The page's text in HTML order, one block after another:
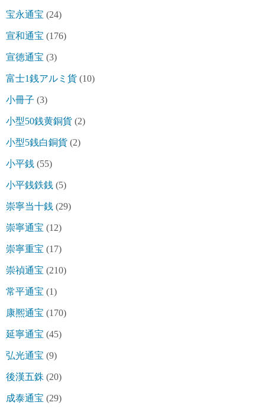
宝永通宝 (24)
宣和通宝 (176)
宣徳通宝 (3)
富士1銭アルミ貨 (10)
小冊子 (3)
小型50銭黄銅貨 (2)
小型5銭白銅貨 (2)
小平銭 (55)
小平銭鉄銭 (5)
崇寧当十銭 (29)
崇寧通宝 (12)
崇寧重宝 (17)
崇禎通宝 (210)
常平通宝 (1)
康熈通宝 (170)
延寧通宝 (45)
弘光通宝 (9)
後漢五銖 (20)
成泰通宝 (29)